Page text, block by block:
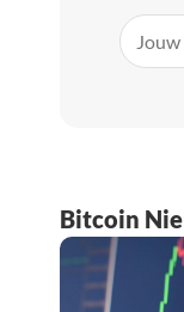
Bitcoin